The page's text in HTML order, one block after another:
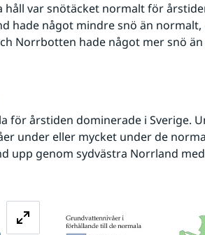
håll var snötäcket normalt för
hade något mindre snö än
Norrbotten hade något mer snö
för årstiden dominerade i Sverige.
under eller mycket under de
upp genom sydvästra Norrland